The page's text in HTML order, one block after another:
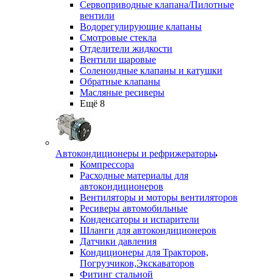
Сервоприводные клапана/Пилотные
вентили
Водорегулирующие клапаны
Смотровые стекла
Отделители жидкости
Вентили шаровые
Соленоидные клапаны и катушки
Обратные клапаны
Масляные ресиверы
Ещё 8
Автокондиционеры и рефрижераторы
Компрессора
Расходные материалы для
автокондиционеров
Вентиляторы и моторы вентиляторов
Ресиверы автомобильные
Конденсаторы и испарители
Шланги для автокондиционеров
Датчики давления
Кондиционеры для Тракторов,
Погрузчиков,Экскаваторов
Фитинг стальной